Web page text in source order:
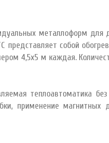
металлоформ для
представляет собой
4,5х5 м каждая.
теплоавтоматика без
применение магнитных